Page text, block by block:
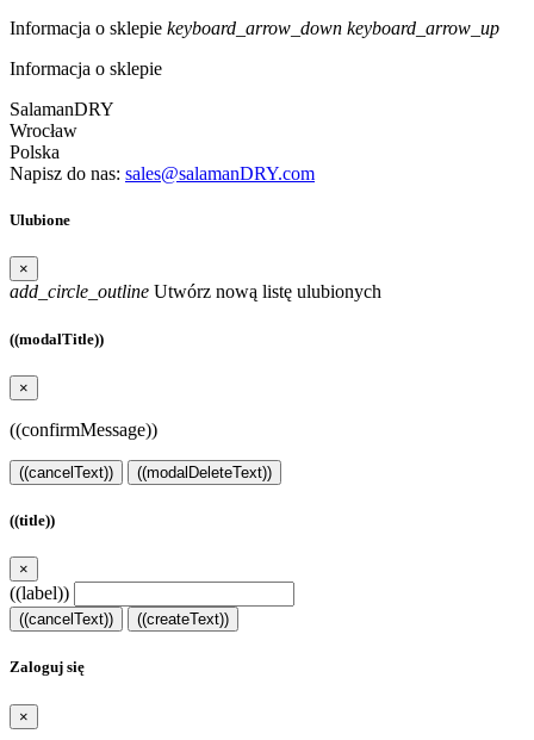
Informacja o sklepie keyboard_arrow_down keyboard_arrow_up
Informacja o sklepie
SalamanDRY
Wrocław
Polska
Napisz do nas: sales@salamanDRY.com
Ulubione
×
add_circle_outline Utwórz nową listę ulubionych
((modalTitle))
×
((confirmMessage))
((cancelText)) ((modalDeleteText))
((title))
×
((label))
((cancelText)) ((createText))
Zaloguj się
×